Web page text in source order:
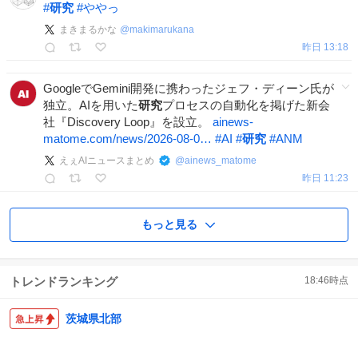
#研究 #ややっ
まきまるかな @makimarukana
昨日 13:18
GoogleでGemini開発に携わったジェフ・ディーン氏が
独立。AIを用いた研究プロセスの自動化を掲げた新会
社『Discovery Loop』を設立。 ainews-
matome.com/news/2026-08-0… #AI #研究 #ANM
えぇAIニュースまとめ @ainews_matome
昨日 11:23
もっと見る
トレンドランキング 18:46時点
茨城県北部